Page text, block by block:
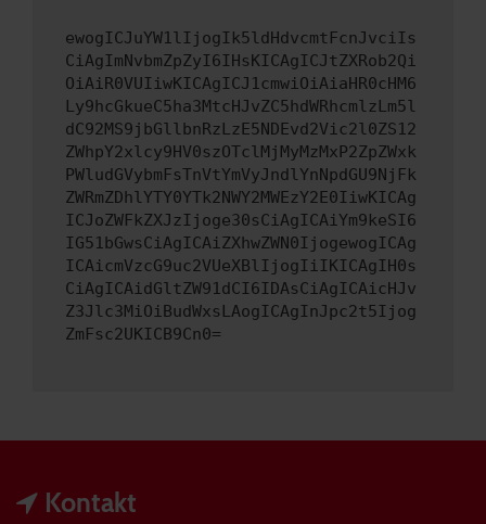
ewogICJuYW1lIjogIk5ldHdvcmtFcnJvciIs
CiAgImNvbmZpZyI6IHsKICAgICJtZXRob2Qi
OiAiR0VUIiwKICAgICJ1cmwiOiAiaHR0cHM6
Ly9hcGkueC5ha3MtcHJvZC5hdWRhcmlzLm5l
dC92MS9jbGllbnRzLzE5NDEvd2Vic2l0ZS12
ZWhpY2xlcy9HV0szOTclMjMyMzMxP2ZpZWxk
PWludGVybmFsTnVtYmVyJndlYnNpdGU9NjFk
ZWRmZDhlYTY0YTk2NWY2MWEzY2E0IiwKICAg
ICJoZWFkZXJzIjoge30sCiAgICAiYm9keSI6
IG51bGwsCiAgICAiZXhwZWN0IjogewogICAg
ICAicmVzcG9uc2VUeXBlIjogIiIKICAgIH0s
CiAgICAidGltZW91dCI6IDAsCiAgICAicHJv
Z3Jlc3MiOiBudWxsLAogICAgInJpc2t5Ijog
ZmFsc2UKICB9Cn0=
Kontakt